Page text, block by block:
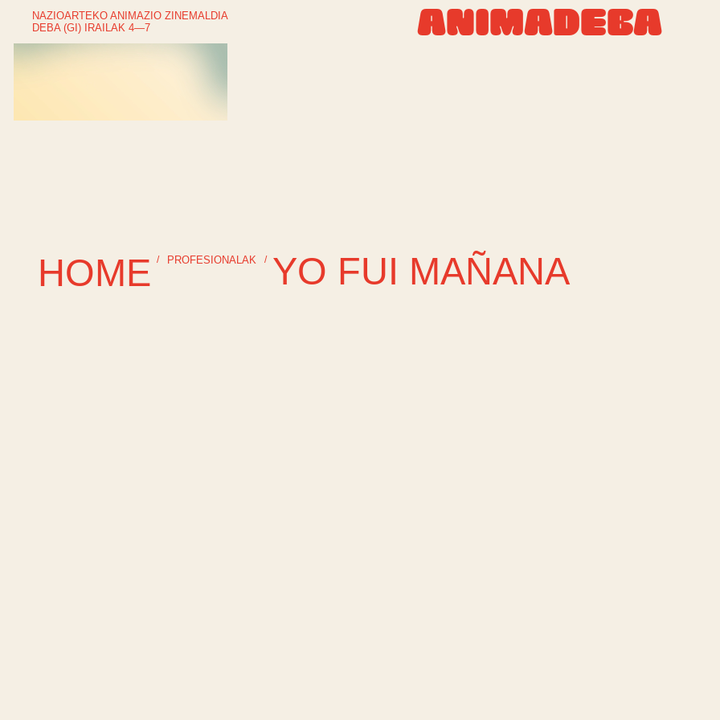
NAZIOARTEKO ANIMAZIO ZINEMALDIA
DEBA (GI) IRAILAK 4—7
ANIMADEBA
HOME / PROFESIONALAK / YO FUI MAÑANA